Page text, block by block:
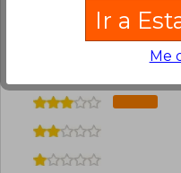
Ir a
Me